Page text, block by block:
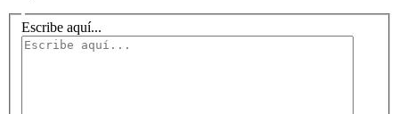
Escribe aquí...